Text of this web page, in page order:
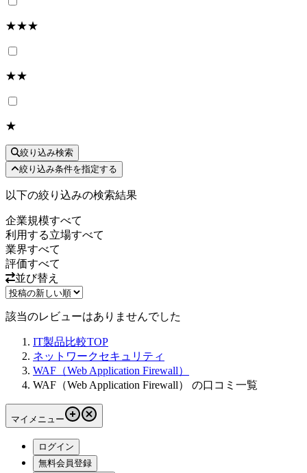
★★★
★★
★
絞り込み検索
絞り込み条件を指定する
以下の絞り込みの検索結果
企業規模すべて
利用する立場すべて
業界すべて
評価すべて
並び替え
該当のレビューはありませんでした
IT製品比較TOP
ネットワークセキュリティ
WAF（Web Application Firewall）
WAF（Web Application Firewall） の口コミ一覧
マイメニュー
ログイン
無料会員登録